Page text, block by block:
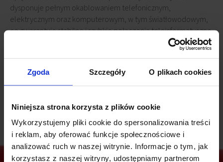
Zgoda Szczegóły O plikach cookies
Niniejsza strona korzysta z plików cookie
Wykorzystujemy pliki cookie do spersonalizowania treści
i reklam, aby oferować funkcje społecznościowe i
analizować ruch w naszej witrynie. Informacje o tym, jak
korzystasz z naszej witryny, udostępniamy partnerom
dysponuje pełnym okablowaniem telefonicznym,
elektrycznym oraz komputerowym, w tym światłowodowym,
co gwarantuje stabilne i szybkie połączenia teleinformatyczne.
W trosce o bezpieczeństwo i wygodę użytkowników IDEA
Przestrzeń Biznesu wyposażono w system kontroli dostępu,
jest profesjonalna obsługa administracyjna – od obsługi gości,
po pomoc techniczną i informacyjną.